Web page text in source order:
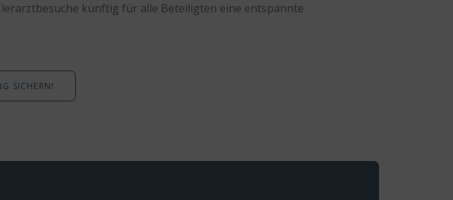
künftig für alle Beteiligten eine entspannte
SICHERN!